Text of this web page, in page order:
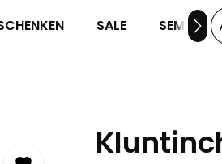
SALE SEMINARE